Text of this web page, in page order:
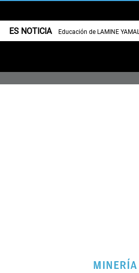
ES NOTICIA Educación de LAMINE YAMAL
MINERÍA